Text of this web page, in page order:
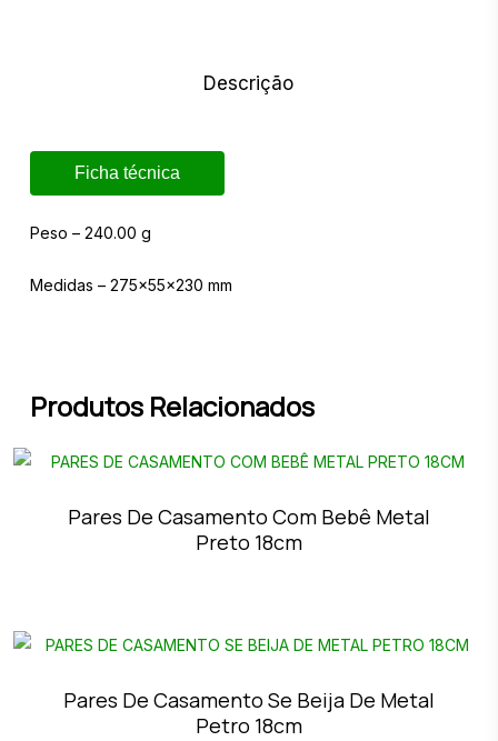
Descrição
Ficha técnica
Peso – 240.00 g
Medidas – 275x55x230 mm
Produtos Relacionados
Pares De Casamento Com Bebê Metal
Preto 18cm
Pares De Casamento Se Beija De Metal
Petro 18cm